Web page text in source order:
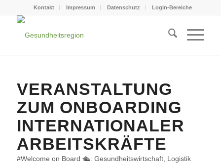
Kontakt Impressum Datenschutz Login-Bereiche
VERANSTALTUNG
ZUM ONBOARDING
INTERNATIONALER
ARBEITSKRÄFTE
#Welcome on Board 🛳: Gesundheitswirtschaft, Logistik